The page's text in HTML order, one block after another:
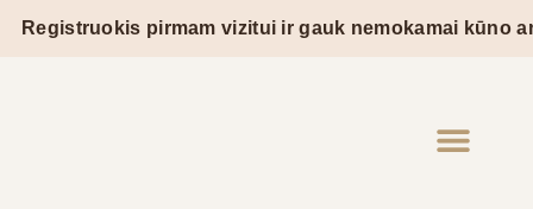
Registruokis pirmam vizitui ir gauk nemokamai kūno